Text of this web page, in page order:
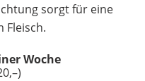
sorgt für eine
Fleisch.
Woche